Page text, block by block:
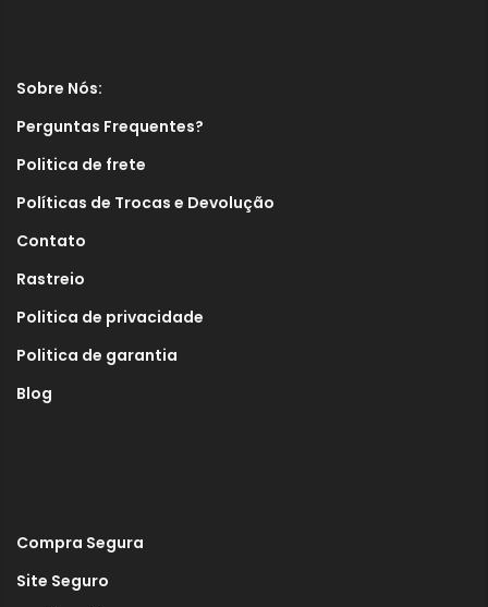
Sobre Nós:
Perguntas Frequentes?
Politica de frete
Políticas de Trocas e Devolução
Contato
Rastreio
Politica de privacidade
Politica de garantia
Blog
Compra Segura
Site Seguro